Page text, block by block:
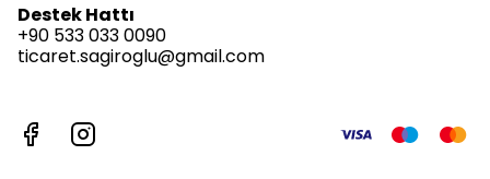
Destek Hattı
+90 533 033 0090
ticaret.sagiroglu@gmail.com